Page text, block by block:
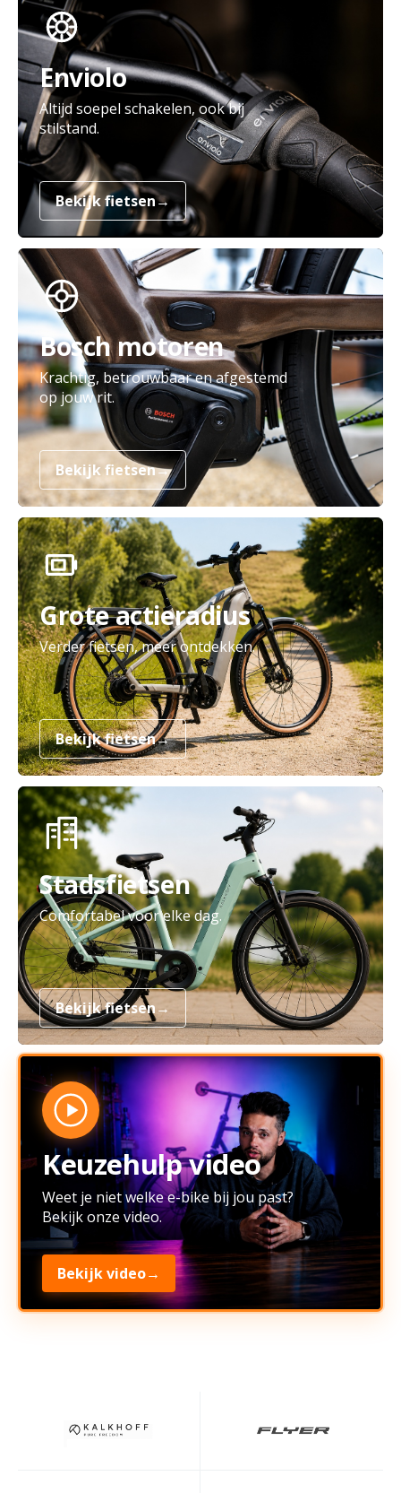
Enviolo
Altijd soepel schakelen, ook bij
stilstand.
Bekijk fietsen→
Bosch motoren
Krachtig, betrouwbaar en afgestemd
op jouw rit.
Bekijk fietsen→
Grote actieradius
Verder fietsen, meer ontdekken.
Bekijk fietsen→
Stadsfietsen
Comfortabel voor elke dag.
Bekijk fietsen→
Keuzehulp video
Weet je niet welke e-bike bij jou past?
Bekijk onze video.
Bekijk video→